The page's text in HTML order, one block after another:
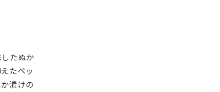
たぬか
たペッ
漬けの